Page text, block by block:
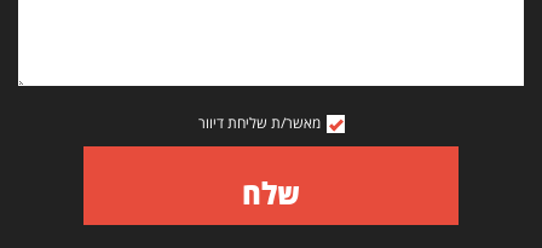
מאשר/ת שליחת דיוור
שלח